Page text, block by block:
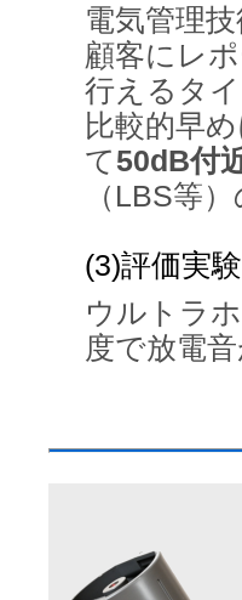
電気管理
顧客にレ
行えるタ
比較的早
て50dB付
（LBS等
(3)評価実験
ウルトラ
度で放電